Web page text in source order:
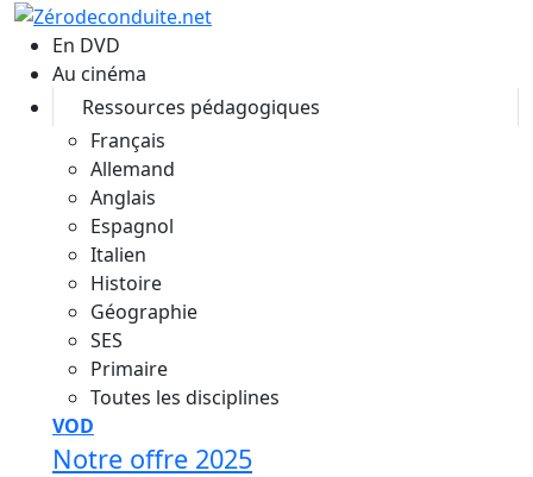
Aller au contenu principal
En DVD
Au cinéma
Ressources pédagogiques
Français
Allemand
Anglais
Espagnol
Italien
Histoire
Géographie
SES
Primaire
Toutes les disciplines
VOD
Notre offre 2025